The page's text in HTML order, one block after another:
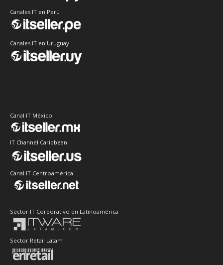
Canales IT en Perú
Canales IT en Uruguay
Canal IT México
IT Channel Caribbean
Canal IT Centroamérica
Sector IT Corporativo en Latinoamérica
Sector Retail Latam